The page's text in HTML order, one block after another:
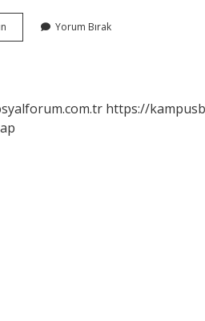
Zaman
Yorum Bırak
https://